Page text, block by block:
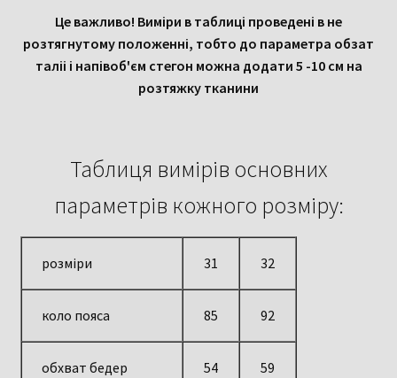
Це важливо! Виміри в таблиці проведені в не
розтягнутому положенні, тобто до параметра обзат
таліі і напівоб'єм стегон можна додати 5 -10 см на
розтяжку тканини
Таблиця вимірів основних
параметрів кожного розміру:
розміри 31 32
коло пояса 85 92
обхват бедер
54 59